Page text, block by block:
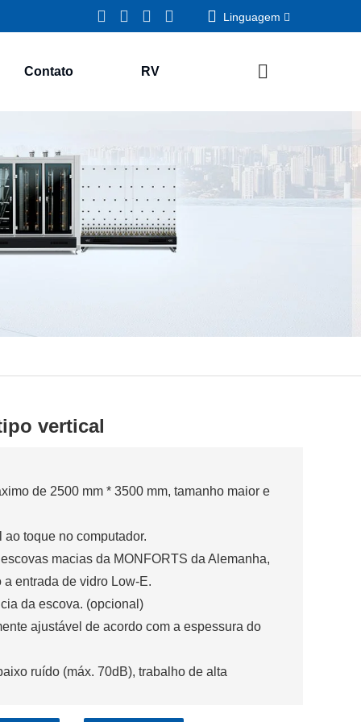
Linguagem
Contato RV
vertical
de 2500 mm * 3500 mm, tamanho maior e
toque no computador.
macias da MONFORTS da Alemanha,
entrada de vidro Low-E.
da escova. (opcional)
ajustável de acordo com a espessura do
ruído (máx. 70dB), trabalho de alta
para revestimento reverso. (opcional)